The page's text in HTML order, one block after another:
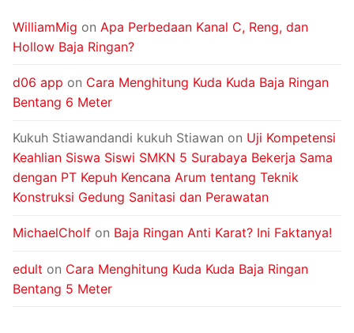
WilliamMig on Apa Perbedaan Kanal C, Reng, dan
Hollow Baja Ringan?
d06 app on Cara Menghitung Kuda Kuda Baja Ringan
Bentang 6 Meter
Kukuh Stiawandandi kukuh Stiawan on Uji Kompetensi
Keahlian Siswa Siswi SMKN 5 Surabaya Bekerja Sama
dengan PT Kepuh Kencana Arum tentang Teknik
Konstruksi Gedung Sanitasi dan Perawatan
MichaelCholf on Baja Ringan Anti Karat? Ini Faktanya!
edult on Cara Menghitung Kuda Kuda Baja Ringan
Bentang 5 Meter